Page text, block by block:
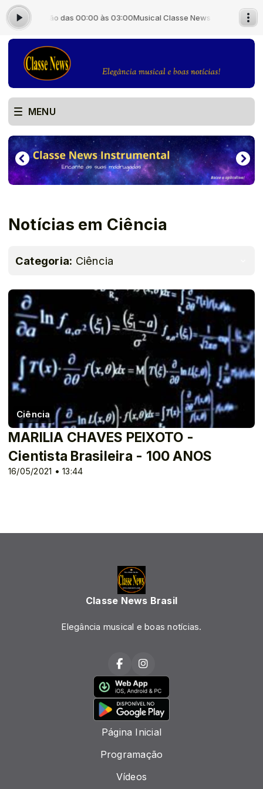
Padrão das 00:00 às 03:00Musical Classe News - Noite - com
MENU
Notícias em Ciência
Categoria: Ciência
Ciência
16/05/2021 • 13:44
MARILIA CHAVES PEIXOTO -
Cientista Brasileira - 100 ANOS
Classe News Brasil
Elegância musical e boas notícias.
Página Inicial
Programação
Vídeos